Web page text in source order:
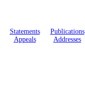
Statements
Appeals
Publications
Addresses